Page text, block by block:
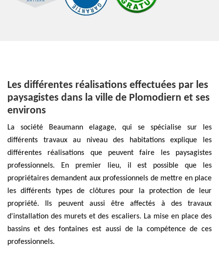
Les différentes réalisations effectuées par les
paysagistes dans la ville de Plomodiern et ses
environs
La société Beaumann elagage, qui se spécialise sur les
différents travaux au niveau des habitations explique les
différentes réalisations que peuvent faire les paysagistes
professionnels. En premier lieu, il est possible que les
propriétaires demandent aux professionnels de mettre en place
les différents types de clôtures pour la protection de leur
propriété. Ils peuvent aussi être affectés à des travaux
d'installation des murets et des escaliers. La mise en place des
bassins et des fontaines est aussi de la compétence de ces
professionnels.